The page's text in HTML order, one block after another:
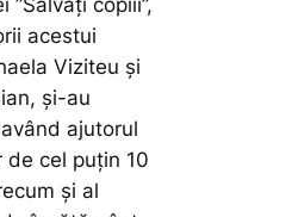
acestui
Viziteu și
și-au
ajutorul
de cel puțin 10
și al